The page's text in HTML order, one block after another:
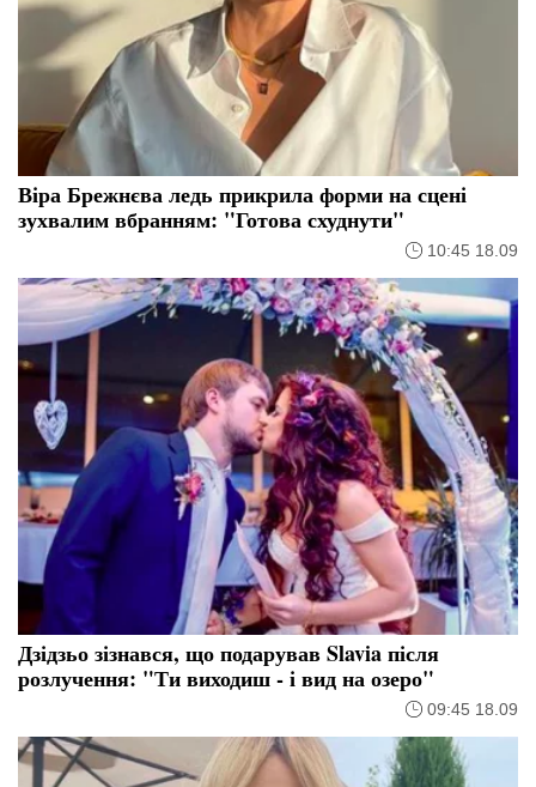
Віра Брежнєва ледь прикрила форми на сцені
зухвалим вбранням: "Готова схуднути"
10:45 18.09
Дзідзьо зізнався, що подарував Slavia після
розлучення: "Ти виходиш - і вид на озеро"
09:45 18.09